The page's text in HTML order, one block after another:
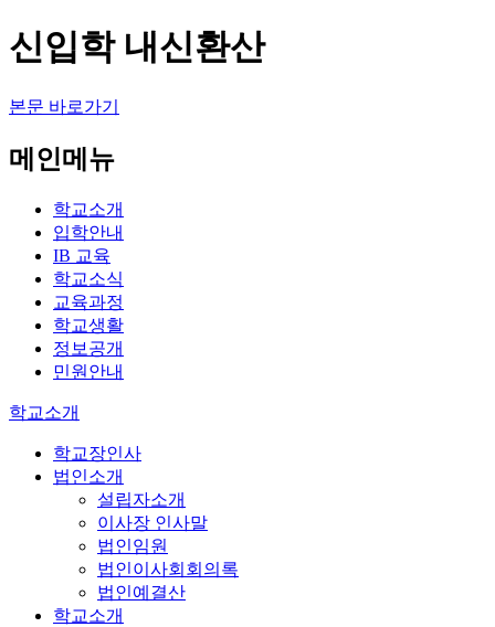
신입학 내신환산
본문 바로가기
메인메뉴
학교소개
입학안내
IB 교육
학교소식
교육과정
학교생활
정보공개
민원안내
학교소개
학교장인사
법인소개
설립자소개
이사장 인사말
법인임원
법인이사회회의록
법인예결산
학교소개